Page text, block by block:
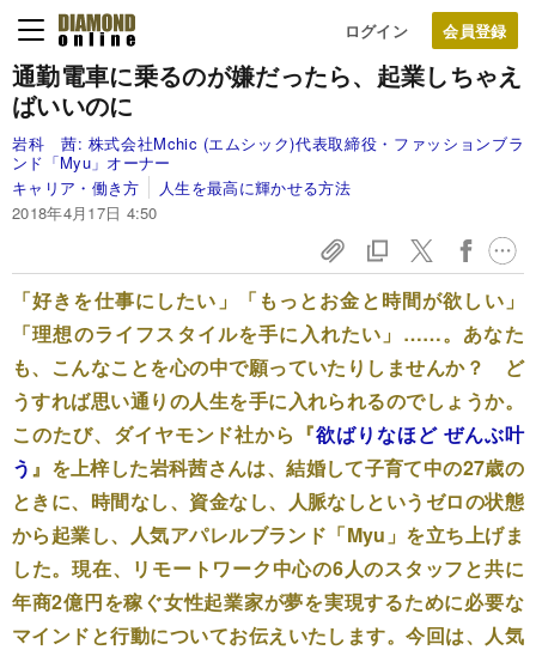
ログイン
通勤電車に乗るのが嫌だったら、 起業しちゃえ
ばいいのに
岩科 茜: 株式会社Mchic (エムシック)代表取締役・ファッションブラ
ンド「Myu」オーナー
キャリア・働き方
人生を最高に輝かせる方法
2018年4月17日 4:50
「好きを仕事にしたい」「もっとお金と時間が欲しい」
「理想のライフスタイルを手に入れたい」……。あなた
も、こんなことを心の中で願っていたりしませんか？ ど
うすれば思い通りの人生を手に入れられるのでしょうか。
このたび、ダイヤモンド社から『欲ばりなほど ぜんぶ叶
う』を上梓した岩科茜さんは、結婚して子育て中の27歳の
ときに、時間なし、資金なし、人脈なしというゼロの状態
から起業し、人気アパレルブランド「Myu」を立ち上げま
した。現在、リモートワーク中心の6人のスタッフと共に
年商2億円を稼ぐ女性起業家が夢を実現するために必要な
マインドと行動についてお伝えいたします。今回は、人気